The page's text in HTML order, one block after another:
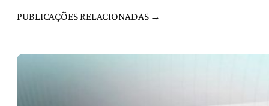
PUBLICAÇÕES RELACIONADAS →